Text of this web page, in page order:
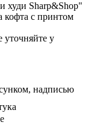
худи Sharp&Shop"
кофта с принтом
уточняйте у
надписью